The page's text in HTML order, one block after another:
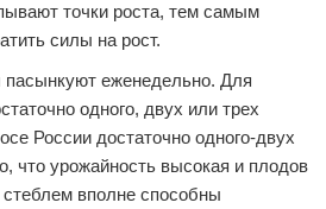
точки роста, тем самым
силы на рост.
пасынкуют еженедельно. Для
одного, двух или трех
России достаточно одного-двух
что урожайность высокая и плодов
вполне способны